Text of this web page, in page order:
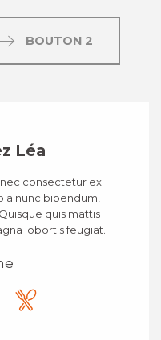
BOUTON 2
Léa
consectetur ex
a nunc bibendum,
quis mattis
lobortis feugiat.